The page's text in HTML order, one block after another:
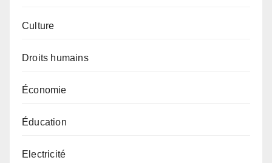
Culture
Droits humains
Économie
Éducation
Electricité